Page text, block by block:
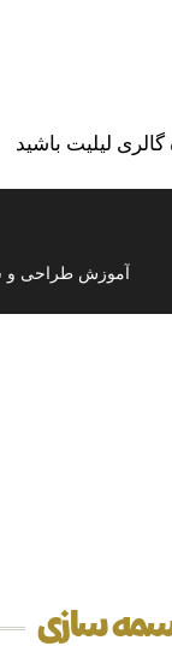
لیلیت باشید
آموزش طراحی
سازی